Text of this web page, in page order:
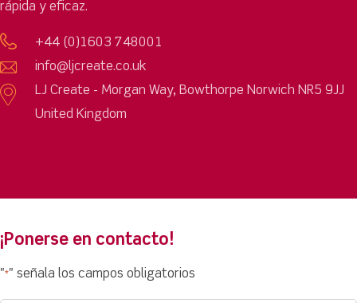
rápida y eficaz.
+44 (0)1603 748001
info@ljcreate.co.uk
LJ Create - Morgan Way, Bowthorpe Norwich NR5 9JJ
United Kingdom
¡Ponerse en contacto!
"*" señala los campos obligatorios